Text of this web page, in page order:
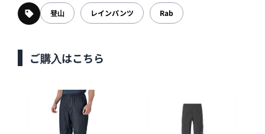
登山 レインパンツ Rab
ご購入はこちら